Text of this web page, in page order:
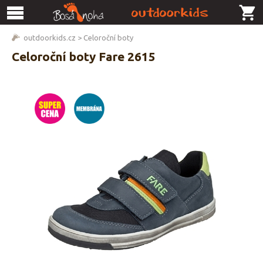
outdoorkids.cz > Celoroční boty
Celoroční boty Fare 2615